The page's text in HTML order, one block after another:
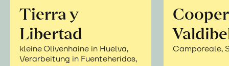
Tierra y
Libertad
kleine Olivenhaine in Huelva,
Verarbeitung in Fuenteheridos,
Camporeale,